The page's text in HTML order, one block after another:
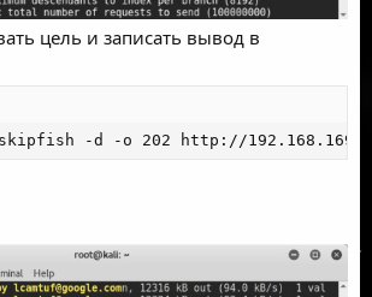
цель и записать вывод в
-d -o 202 http://